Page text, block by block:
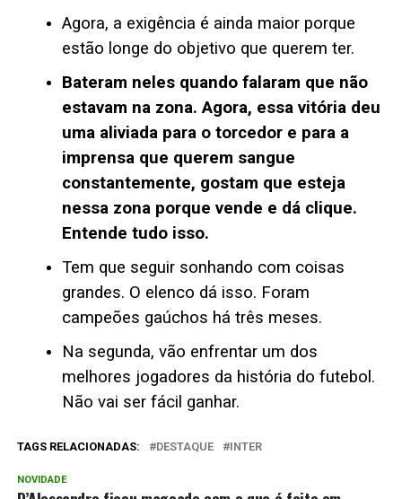
Agora, a exigência é ainda maior porque
estão longe do objetivo que querem ter.
Bateram neles quando falaram que não
estavam na zona. Agora, essa vitória deu
uma aliviada para o torcedor e para a
imprensa que querem sangue
constantemente, gostam que esteja
nessa zona porque vende e dá clique.
Entende tudo isso.
Tem que seguir sonhando com coisas
grandes. O elenco dá isso. Foram
campeões gaúchos há três meses.
Na segunda, vão enfrentar um dos
melhores jogadores da história do futebol.
Não vai ser fácil ganhar.
TAGS RELACIONADAS: DESTAQUE INTER
NOVIDADE